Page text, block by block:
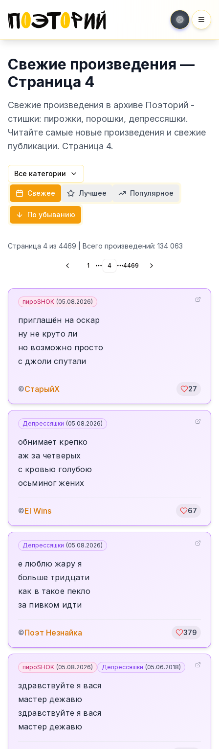
Свежие произведения —
Страница 4
Свежие произведения в архиве Поэторий -
стишки: пирожки, порошки, депрессяшки.
Читайте самые новые произведения и свежие
публикации. Страница 4.
Все категории
Свежее Лучшее Популярное
По убыванию
Страница 4 из 4469 | Всего произведений: 134 063
1 More pages
4 More pages
4469
пироSHOK (05.08.2026)
приглашён на оскар
ну не круто ли
но возможно просто
с джоли спутали
©СтарыйХ 27
Депрессяшки (05.08.2026)
обнимает крепко
аж за четверых
с кровью голубою
осьминог жених
©El Wins 67
Депрессяшки (05.08.2026)
е люблю жару я
больше тридцати
как в такое пекло
за пивком идти
©Поэт Незнайка 379
пироSHOK (05.08.2026) Депрессяшки (05.06.2018)
здравствуйте я вася
мастер дежавю
здравствуйте я вася
мастер дежавю